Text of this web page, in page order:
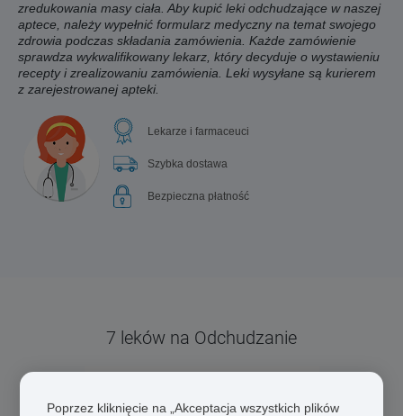
zredukowania masy ciała. Aby kupić leki odchudzające w naszej
aptece, należy wypełnić formularz medyczny na temat swojego
zdrowia podczas składania zamówienia. Każde zamówienie
sprawdza wykwalifikowany lekarz, który decyduje o wystawieniu
recepty i zrealizowaniu zamówienia. Leki wysyłane są kurierem
z zarejestrowanej apteki.
Lekarze i farmaceuci
Szybka dostawa
Bezpieczna płatność
7 leków na Odchudzanie
Poprzez kliknięcie na „Akceptacja wszystkich plików